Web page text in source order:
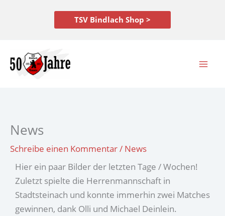
TSV Bindlach Shop >
News
Schreibe einen Kommentar/ News
Hier ein paar Bilder der letzten Tage / Wochen!
Zuletzt spielte die Herrenmannschaft in
Stadtsteinach und konnte immerhin zwei Matches
gewinnen, dank Olli und Michael Deinlein.